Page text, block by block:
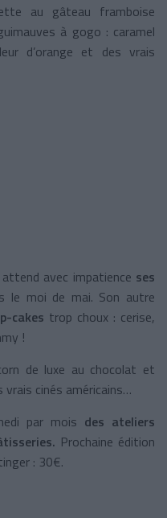
au gâteau framboise
à gogo : caramel
d’orange et des vrais
avec impatience ses
le moi de mai. Son autre
cakes trop choux : cerise,
!
de luxe au chocolat et
cinés américains…
par mois des ateliers
Prochaine édition
: 30€.